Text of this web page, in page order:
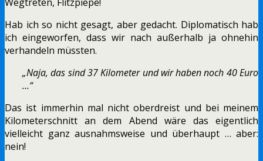
Hab ich so nicht gesagt, aber gedacht. Diplomatisch hab
ich eingeworfen, dass wir nach außerhalb ja ohnehin
verhandeln müssten.
„Naja, das sind 37 Kilometer und wir haben noch 40 Euro
…“
Das ist immerhin mal nicht oberdreist und bei meinem
Kilometerschnitt an dem Abend wäre das eigentlich
vielleicht ganz ausnahmsweise und überhaupt … aber:
nein!